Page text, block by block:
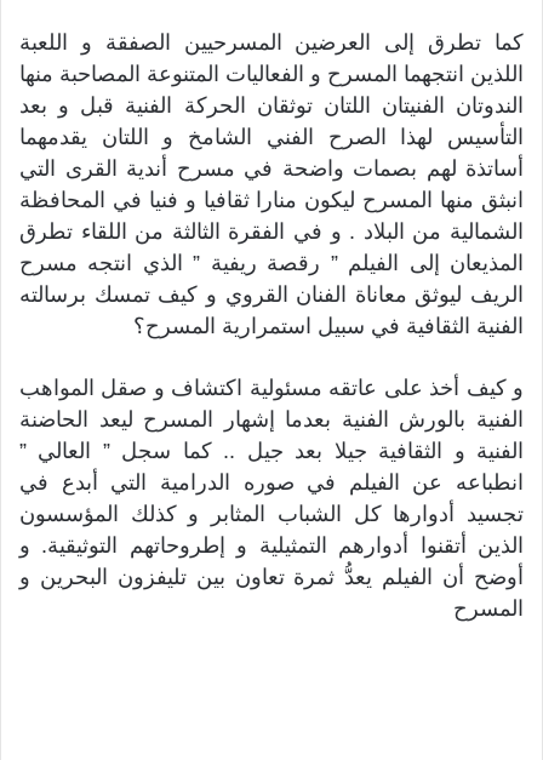
كما تطرق إلى العرضين المسرحيين الصفقة و اللعبة
اللذين انتجهما المسرح و الفعاليات المتنوعة المصاحبة منها
الندوتان الفنيتان اللتان توثقان الحركة الفنية قبل و بعد
التأسيس لهذا الصرح الفني الشامخ و اللتان يقدمهما
أساتذة لهم بصمات واضحة في مسرح أندية القرى التي
انبثق منها المسرح ليكون منارا ثقافيا و فنيا في المحافظة
الشمالية من البلاد . و في الفقرة الثالثة من اللقاء تطرق
المذيعان إلى الفيلم ” رقصة ريفية ” الذي انتجه مسرح
الريف ليوثق معاناة الفنان القروي و كيف تمسك برسالته
الفنية الثقافية في سبيل استمرارية المسرح؟
و كيف أخذ على عاتقه مسئولية اكتشاف و صقل المواهب
الفنية بالورش الفنية بعدما إشهار المسرح ليعد الحاضنة
الفنية و الثقافية جيلا بعد جيل .. كما سجل ” العالي ”
انطباعه عن الفيلم في صوره الدرامية التي أبدع في
تجسيد أدوارها كل الشباب المثابر و كذلك المؤسسون
الذين أتقنوا أدوارهم التمثيلية و إطروحاتهم التوثيقية. و
أوضح أن الفيلم يعدُّ ثمرة تعاون بين تليفزون البحرين و
المسرح